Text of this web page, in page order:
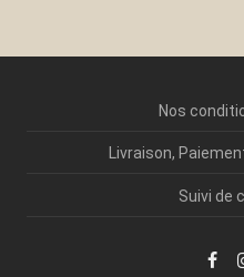
Nos
Livraison,
Suivi de